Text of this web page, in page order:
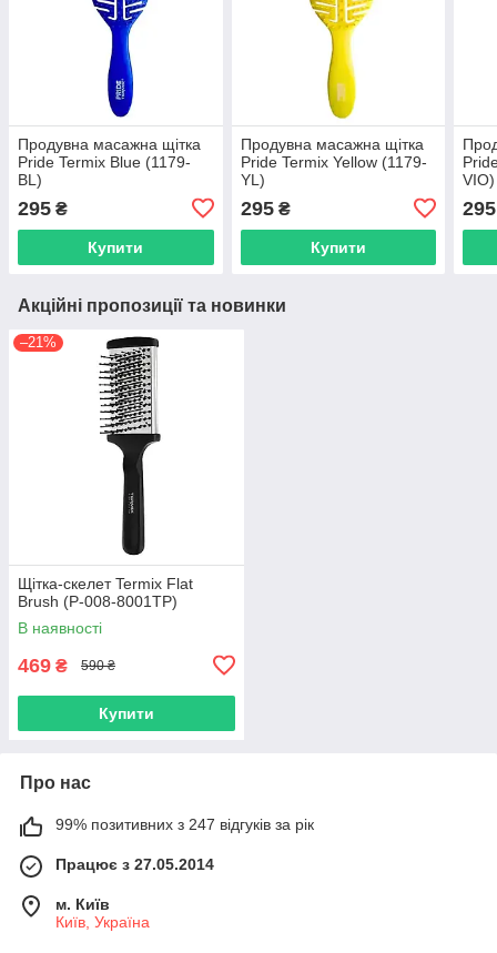
Продувна масажна щітка
Pride Termix Вlue (1179-
BL)
295 ₴
Купити
Продувна масажна щітка
Pride Termix Yellow (1179-
YL)
295₴
Купити
VIO)
295
Акційні пропозиції та новинки
–21%
Щітка-скелет Termix Flat
Brush (P-008-8001TP)
В наявності
469 ₴ 590 ₴
Купити
Про нас
99% позитивних з 247 відгуків за рік
Працює з 27.05.2014
м. Київ
Київ, Україна